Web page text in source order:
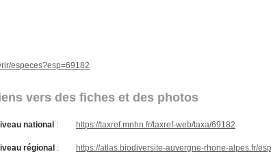
especes?esp=69182
vers des fiches et des photos
national : https://taxref.mnhn.fr/taxref-web/taxa/69182
régional : https://atlas.biodiversite-auvergne-rhone-alpes.fr/